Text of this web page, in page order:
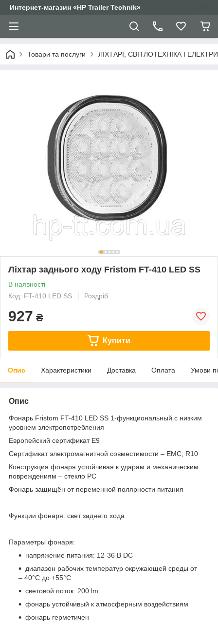
Интернет-магазин «HP Trailer Technik»
Товари та послуги ЛІХТАРІ, СВІТЛОТЕХНІКА І
Ліхтар заднього ходу Fristom FT-410 LED SS
В наявності
Код: FT-410 LED SS
Роздріб
927 ₴
Купити
Опис Характеристики Доставка Оплата Умови
Опис
Фонарь Fristom FT-410 LED SS 1-функциональный с низким
уровнем электропотребления
Европейский сертификат E9
Сертификат электромагнитной совместимости – EMC; R10
Конструкция фонаря устойчивая к ударам и механическим
повреждениям – стекло PC
Фонарь защищён от переменной полярности питания
Функции фонаря: свет заднего хода
Параметры фонаря:
напряжение питания: 12-36 В DC
диапазон рабочих температур окружающей среды от
– 40°C до +55°C
световой поток: 200 lm
фонарь устойчивый к атмосферным воздействиям
фонарь герметичен